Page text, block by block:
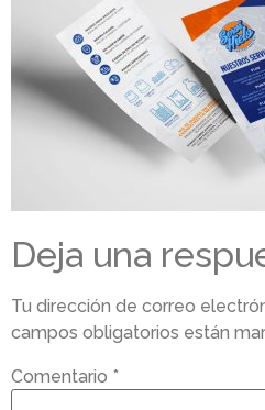
Deja una
Tu dirección de correo
campos obligatorios están
Comentario *